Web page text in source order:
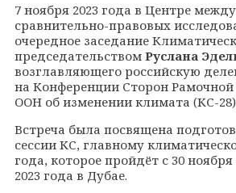
7 ноября 2023 года в Центре
сравнительно-правовых
очередное заседание
председательством Руслана
возглавляющего российскую
на Конференции Сторон
ООН об изменении климата (КС-
Встреча была посвящена
сессии КС, главному
года, которое пройдёт с 30
2023 года в Дубае.